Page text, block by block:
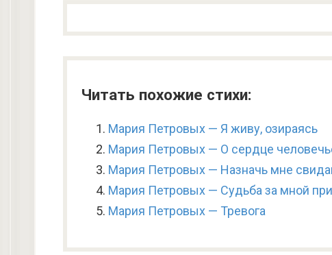
Читать похожие стихи:
Мария Петровых — Я живу, озираясь
Мария Петровых — О сердце
Мария Петровых — Назначь мне
Мария Петровых — Судьба за мной
Мария Петровых — Тревога